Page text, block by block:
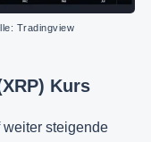
Tradingview
Kurs
steigende